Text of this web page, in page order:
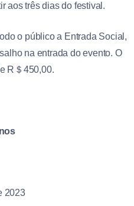
aos três dias do festival.
o público a Entrada Social,
na entrada do evento. O
R＄450,00.
2023